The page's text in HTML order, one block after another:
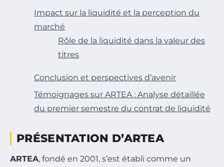
Impact sur la liquidité et la perception du
marché
Rôle de la liquidité dans la valeur des
titres
Conclusion et perspectives d’avenir
Témoignages sur ARTEA : Analyse détaillée
du premier semestre du contrat de liquidité
PRÉSENTATION D’ARTEA
ARTEA, fondé en 2001, s’est établi comme un